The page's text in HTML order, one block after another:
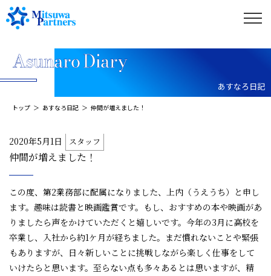
あすなろ日記
トップ あすなろ日記 仲間が増えました！
2020年5月1日 スタッフ
仲間が増えました！
この度、第2業務部に配属になりました、上内（うえうち）と申し
ます。趣味は読書と映画鑑賞です。もし、おすすめの本や映画があ
りましたら声をかけていただくと嬉しいです。今年の3月に高校を
卒業し、入社から約1ケ月が経ちました。まだ慣れないことや緊張
もありますが、日々新しいことに挑戦しながら楽しく仕事をして
いけたらと思います。至らない点も多々あるとは思いますが、精